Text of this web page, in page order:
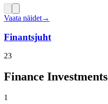
Vaata näidet→
Finantsjuht
23
Finance Investments
1